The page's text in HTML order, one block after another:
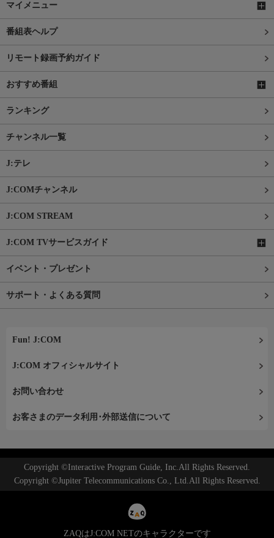
マイメニュー
番組表ヘルプ
リモート録画予約ガイド
おすすめ番組
ランキング
チャンネル一覧
J:テレ
J:COMチャンネル
J:COM STREAM
J:COM TVサービスガイド
イベント・プレゼント
サポート・よくある質問
Fun! J:COM
J:COM オフィシャルサイト
お問い合わせ
お客さまのデータ利用･外部送信について
Copyright ©Interactive Program Guide, Inc.All Rights Reserved.
Copyright ©Jupiter Telecommunications Co., Ltd.All Rights Reserved.
ZAQはJ:COM NETのキャラクターです